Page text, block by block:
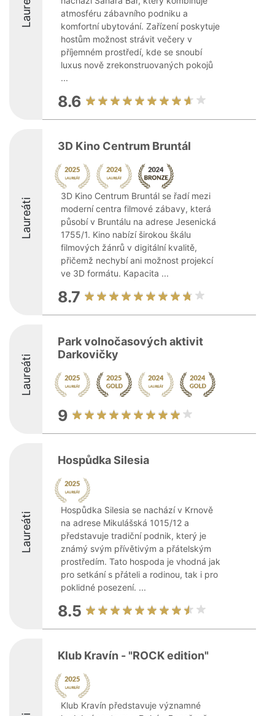
atmosféru zábavního podniku a
komfortní ubytování. Zařízení poskytuje
hostům možnost strávit večery v
příjemném prostředí, kde se snoubí
luxus nově zrekonstruovaných pokojů
...
8.6
Laureáti
3D Kino Centrum Bruntál
3D Kino Centrum Bruntál se řadí mezi
moderní centra filmové zábavy, která
působí v Bruntálu na adrese Jesenická
1755/1. Kino nabízí širokou škálu
filmových žánrů v digitální kvalitě,
přičemž nechybí ani možnost projekcí
ve 3D formátu. Kapacita ...
8.7
Laureáti
Park volnočasových aktivit
Darkovičky
9
Laureáti
Hospůdka Silesia
Hospůdka Silesia se nachází v Krnově
na adrese Mikulášská 1015/12 a
představuje tradiční podnik, který je
známý svým přívětivým a přátelským
prostředím. Tato hospoda je vhodná jak
pro setkání s přáteli a rodinou, tak i pro
poklidné posezení. ...
8.5
Klub Kravín - "ROCK edition"
Klub Kravín představuje významné